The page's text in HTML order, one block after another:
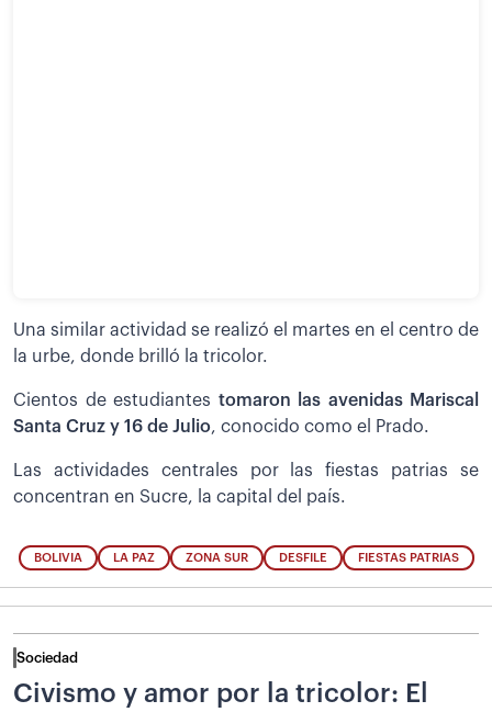
Una similar actividad se realizó el martes en el centro de
la urbe, donde brilló la tricolor.
Cientos de estudiantes tomaron las avenidas Mariscal
Santa Cruz y 16 de Julio, conocido como el Prado.
Las actividades centrales por las fiestas patrias se
concentran en Sucre, la capital del país.
BOLIVIA LA PAZ ZONA SUR DESFILE FIESTAS PATRIAS
Sociedad
Civismo y amor por la tricolor: El